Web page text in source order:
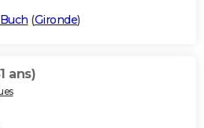
(Gironde)
ans)